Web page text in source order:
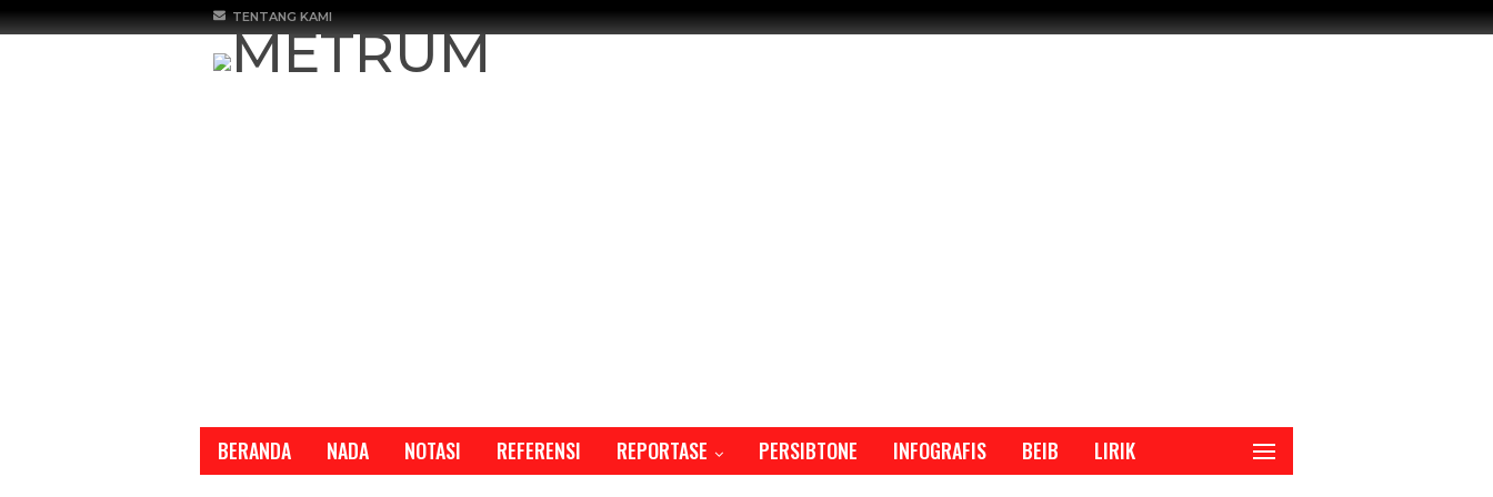
TENTANG KAMI
BERANDA NADA NOTASI REFERENSI REPORTASE PERSIBTONE INFOGRAFIS BEIB LIRIK